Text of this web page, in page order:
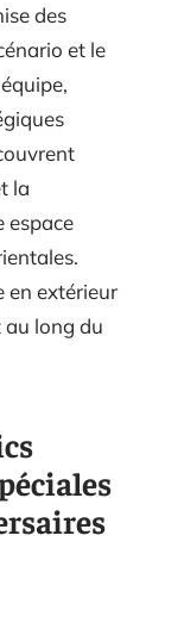
des
et le
la
espace
en extérieur
long du